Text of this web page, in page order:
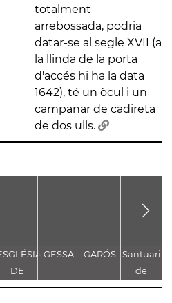
de dos ulls.
DE
SANTA
GESSA GARÓS Santuari
de
Montgarri